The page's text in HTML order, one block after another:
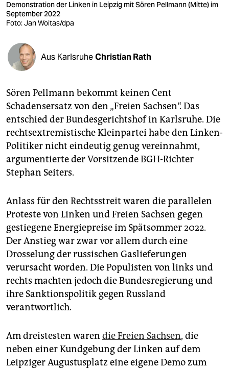
fragen & hilfe
unterstützen
abo
epaper login
Demonstration der Linken in Leipzig mit Sören Pellmann (Mitte) im
September 2022
Foto: Jan Woitas/dpa
Aus KarlsruheChristian Rath
Sören Pellmann bekommt keinen Cent
Schadensersatz von den „Freien Sachsen“. Das
entschied der Bundesgerichtshof in Karlsruhe. Die
rechtsextremistische Kleinpartei habe den Linken-
Politiker nicht eindeutig genug vereinnahmt,
argumentierte der Vorsitzende BGH-Richter
Stephan Seiters.
Anlass für den Rechtsstreit waren die parallelen
Proteste von Linken und Freien Sachsen gegen
gestiegene Energiepreise im Spätsommer 2022.
Der Anstieg war zwar vor allem durch eine
Drosselung der russischen Gaslieferungen
verursacht worden. Die Populisten von links und
rechts machten jedoch die Bundesregierung und
ihre Sanktionspolitik gegen Russland
verantwortlich.
Am dreistesten waren die Freien Sachsen, die
neben einer Kundgebung der Linken auf dem
Leipziger Augustusplatz eine eigene Demo zum